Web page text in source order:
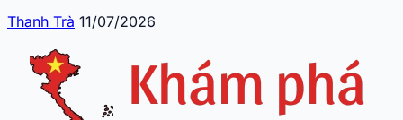
Thanh Trà 11/07/2026